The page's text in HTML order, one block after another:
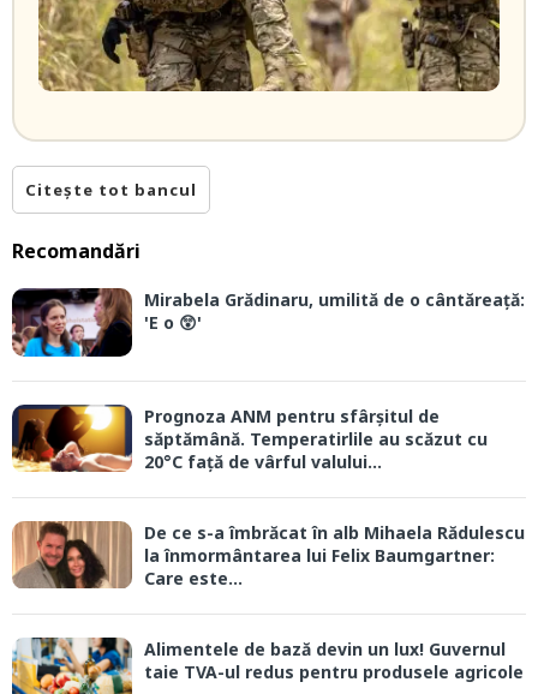
Citește tot bancul
Recomandări
Mirabela Grădinaru, umilită de o cântăreață:
'E o 😲'
Prognoza ANM pentru sfârșitul de
săptămână. Temperatirlile au scăzut cu
20°C față de vârful valului...
De ce s-a îmbrăcat în alb Mihaela Rădulescu
la înmormântarea lui Felix Baumgartner:
Care este...
Alimentele de bază devin un lux! Guvernul
taie TVA-ul redus pentru produsele agricole